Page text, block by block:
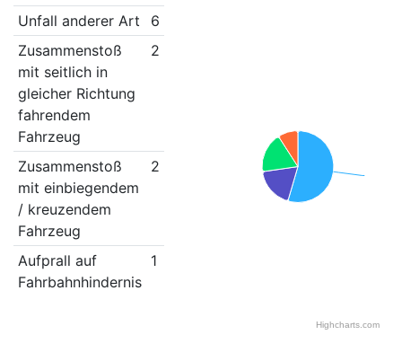
Unfall anderer Art
6
Zusammenstoß
mit seitlich in
gleicher Richtung
fahrendem
Fahrzeug
2
Zusammenstoß
mit einbiegendem
/ kreuzendem
Fahrzeug
2
Aufprall auf
Fahrbahnhindernis
1
Highcharts.com